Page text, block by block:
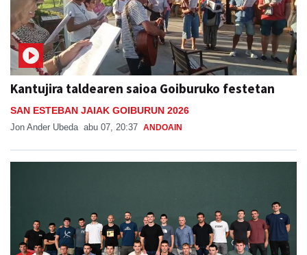
Kantujira taldearen saioa Goiburuko festetan
SAN ESTEBAN JAIAK GOIBURUN 2026
Jon Ander Ubeda abu 07, 20:37 ANDOAIN